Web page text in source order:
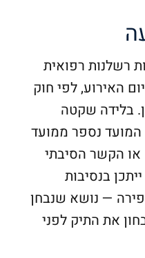
רשלנות רפואית
7 שנים מיום האירוע, לפי חוק
בלידה שקטה
המועד נספר ממועד
או הקשר הסיבתי
בנסיבות
— נושא שנבחן
את התיק לפני